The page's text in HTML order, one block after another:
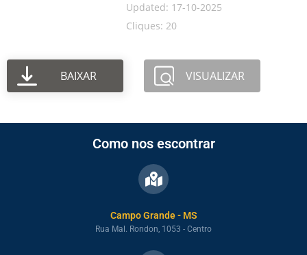
Updated: 17-10-2025
Cliques: 20
BAIXAR VISUALIZAR
Como nos escontrar
Campo Grande - MS
Rua Mal. Rondon, 1053 - Centro